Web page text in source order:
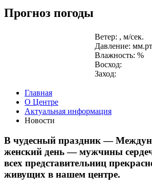
Прогноз погоды
Ветер: , м/сек.
Давление:
Влажность: %
Восход:
Заход:
Главная
О Центре
Актуальная информация
Новости
В чудесный праздник —
женский день — мужчины
всех представительниц
живущих в нашем центре.